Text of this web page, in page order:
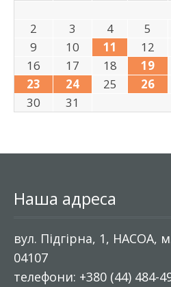
2
3 4 5
9
10 11 12
16
17 18 19
23
24 25 26
30
31
Наша адреса
вул. Підгірна, 1, НАСОА,
04107
телефони: +380 (44) 484-